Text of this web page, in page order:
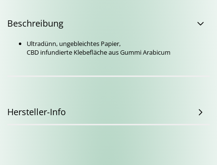
Beschreibung
Ultradünn, ungebleichtes Papier,
CBD infundierte Klebefläche aus Gummi Arabicum
Hersteller-Info